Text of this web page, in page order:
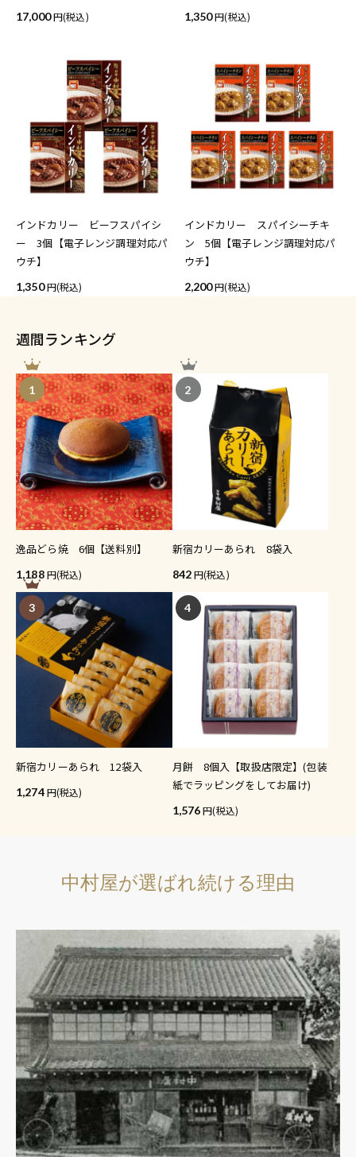
17,000 (税込) 1,350 (税込)
インドカリー ビーフスパイシ
ー 3個【電子レンジ調理対応パ
ウチ】
1,350 (税込)
インドカリー スパイシーチキ
ン 5個【電子レンジ調理対応パ
ウチ】
2,200 (税込)
週間ランキング
1
逸品どら焼 6個【送料別】
1,188 (税込)
2
新宿カリーあられ 8袋入
842 (税込)
3
新宿カリーあられ 12袋入
1,274 (税込)
4
月餅 8個入【取扱店限定】(包装
紙でラッピングをしてお届け)
1,576 (税込)
中村屋が選ばれ続ける理由